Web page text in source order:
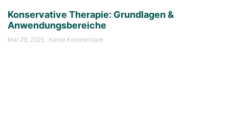
Konservative Therapie: Grundlagen &
Anwendungsbereiche
Mai 29, 2025 Keine Kommentare